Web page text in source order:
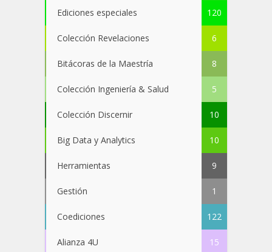
Ediciones especiales 120
Colección Revelaciones 6
Bitácoras de la Maestría 8
Colección Ingeniería & Salud 5
Colección Discernir 10
Big Data y Analytics 10
Herramientas 9
Gestión 1
Coediciones 122
Alianza 4U 15